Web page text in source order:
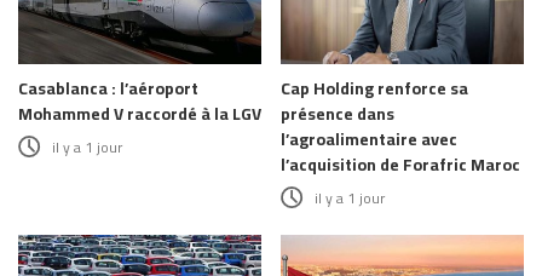
Casablanca : l’aéroport
Mohammed V raccordé à la LGV
il y a 1 jour
Cap Holding renforce sa
présence dans
l’agroalimentaire avec
l’acquisition de Forafric Maroc
il y a 1 jour